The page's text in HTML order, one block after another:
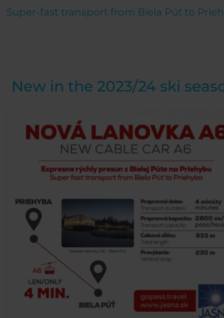
Super-fast transport from Biela Púť to
New in the 2023/24 ski